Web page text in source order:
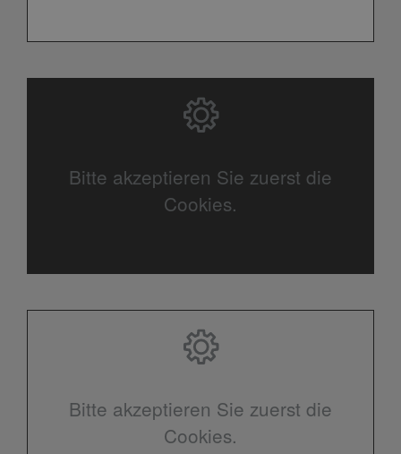
Bitte akzeptieren Sie zuerst die
Cookies.
Bitte akzeptieren Sie zuerst die
Cookies.